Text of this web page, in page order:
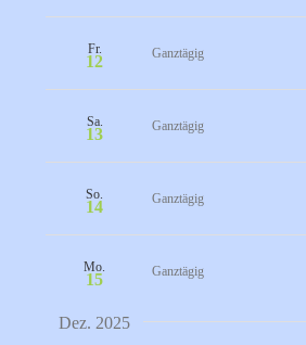
Fr.
12 Ganztägig
Sa.
13 Ganztägig
So.
14 Ganztägig
Mo.
15 Ganztägig
Dez. 2025